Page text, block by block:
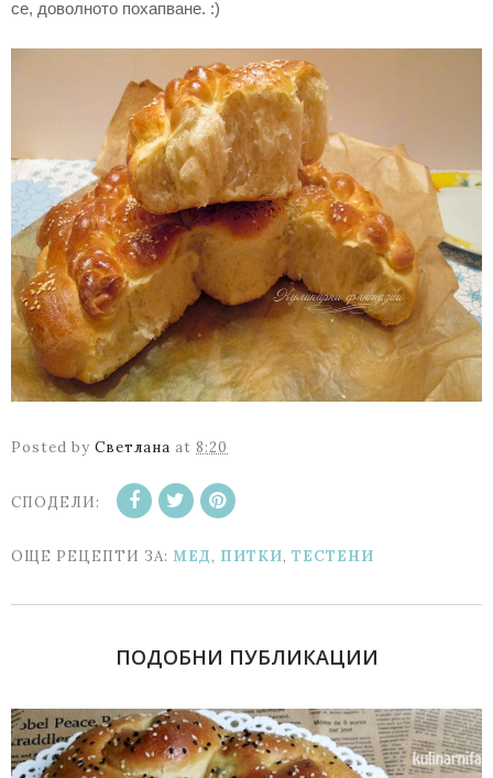
се, доволното похапване. :)
Posted by Светлана at 8:20
СПОДЕЛИ:
ОЩЕ РЕЦЕПТИ ЗА: МЕД, ПИТКИ, ТЕСТЕНИ
ПОДОБНИ ПУБЛИКАЦИИ